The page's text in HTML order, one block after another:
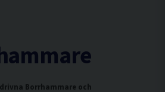
Borrhammare och